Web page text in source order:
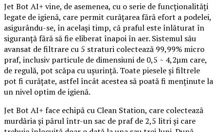
Jet Bot AI+ vine, de asemenea, cu o serie de funcționalități
legate de igienă, care permit curățarea fără efort a podelei,
asigurându-se, în același timp, că praful este înlăturat în
siguranță fără să fie eliberat înapoi în aer. Sistemul său
avansat de filtrare cu 5 straturi colectează 99,99% micro
praf, inclusiv particule de dimensiuni de 0,5 ~ 4,2µm care,
de regulă, pot scăpa cu ușurință. Toate piesele și filtrele
pot fi curățate, astfel încât acestea să poată fi menținute la
un nivel optim de igienă.
Jet Bot AI+ face echipă cu Clean Station, care colectează
murdăria și părul într-un sac de praf de 2,5 litri și care